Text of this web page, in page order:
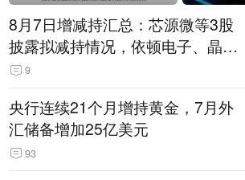
8月7日增减持汇总：芯源微等3股
披露拟减持情况，依顿电子、晶华
微拟增持（表）
9
央行连续21个月增持黄金，7月外
汇储备增加25亿美元
93